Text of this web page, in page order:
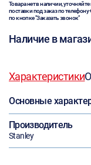
Товара нет в наличии,
поставки под заказ по телефону
по кнопке "Заказать звонок"
Наличие в
Характеристики
Основные
Производитель
Stanley